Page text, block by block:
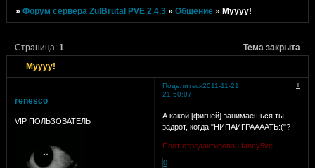
»Форум сервера ZulBrutal PVE 2.4.3 »Общение »Муууу!
Муууу!
Страница:1 Тема закрыта
Поделиться 1
2011-11-21
21:50:07
renesco
VIP ПОЛЬЗОВАТЕЛЬ
А какой [фигней] занимаешься ты,
задрот, когда "НИПАИГРААААТЬ:("?
Пост отредактирован fancy5ve.
0